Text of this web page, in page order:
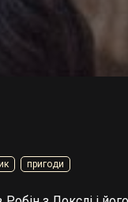
пригоди